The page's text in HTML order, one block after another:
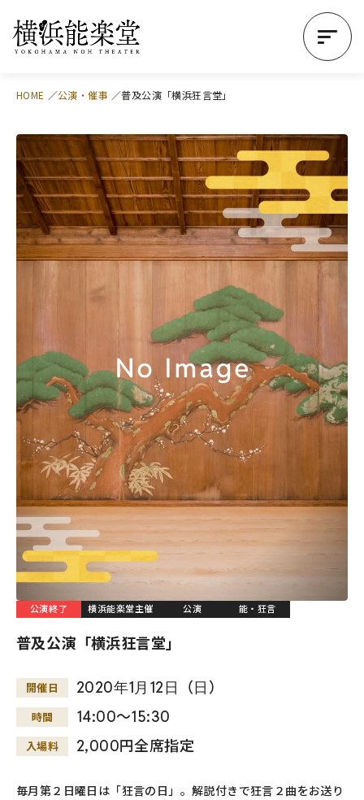
HOME 公演・催事 普及公演「横浜狂言堂」
公演終了 横浜能楽堂主催 公演 能・狂言
普及公演「横浜狂言堂」
開催日 2020年1月 12日 （日 ）
時間 14:00～15:30
入場料 2,000円全席指定
毎月第２日曜日は「狂言の日」。解説付きで狂言２曲をお送り